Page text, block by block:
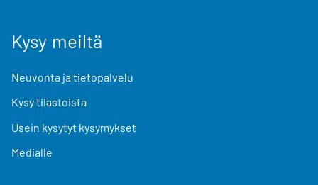
Kysy meiltä
Neuvonta ja tietopalvelu
Kysy tilastoista
Usein kysytyt kysymykset
Medialle